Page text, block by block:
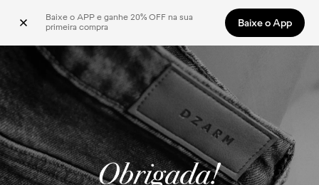
Baixe o APP e ganhe 20% OFF na sua
primeira compra
Baixe o App